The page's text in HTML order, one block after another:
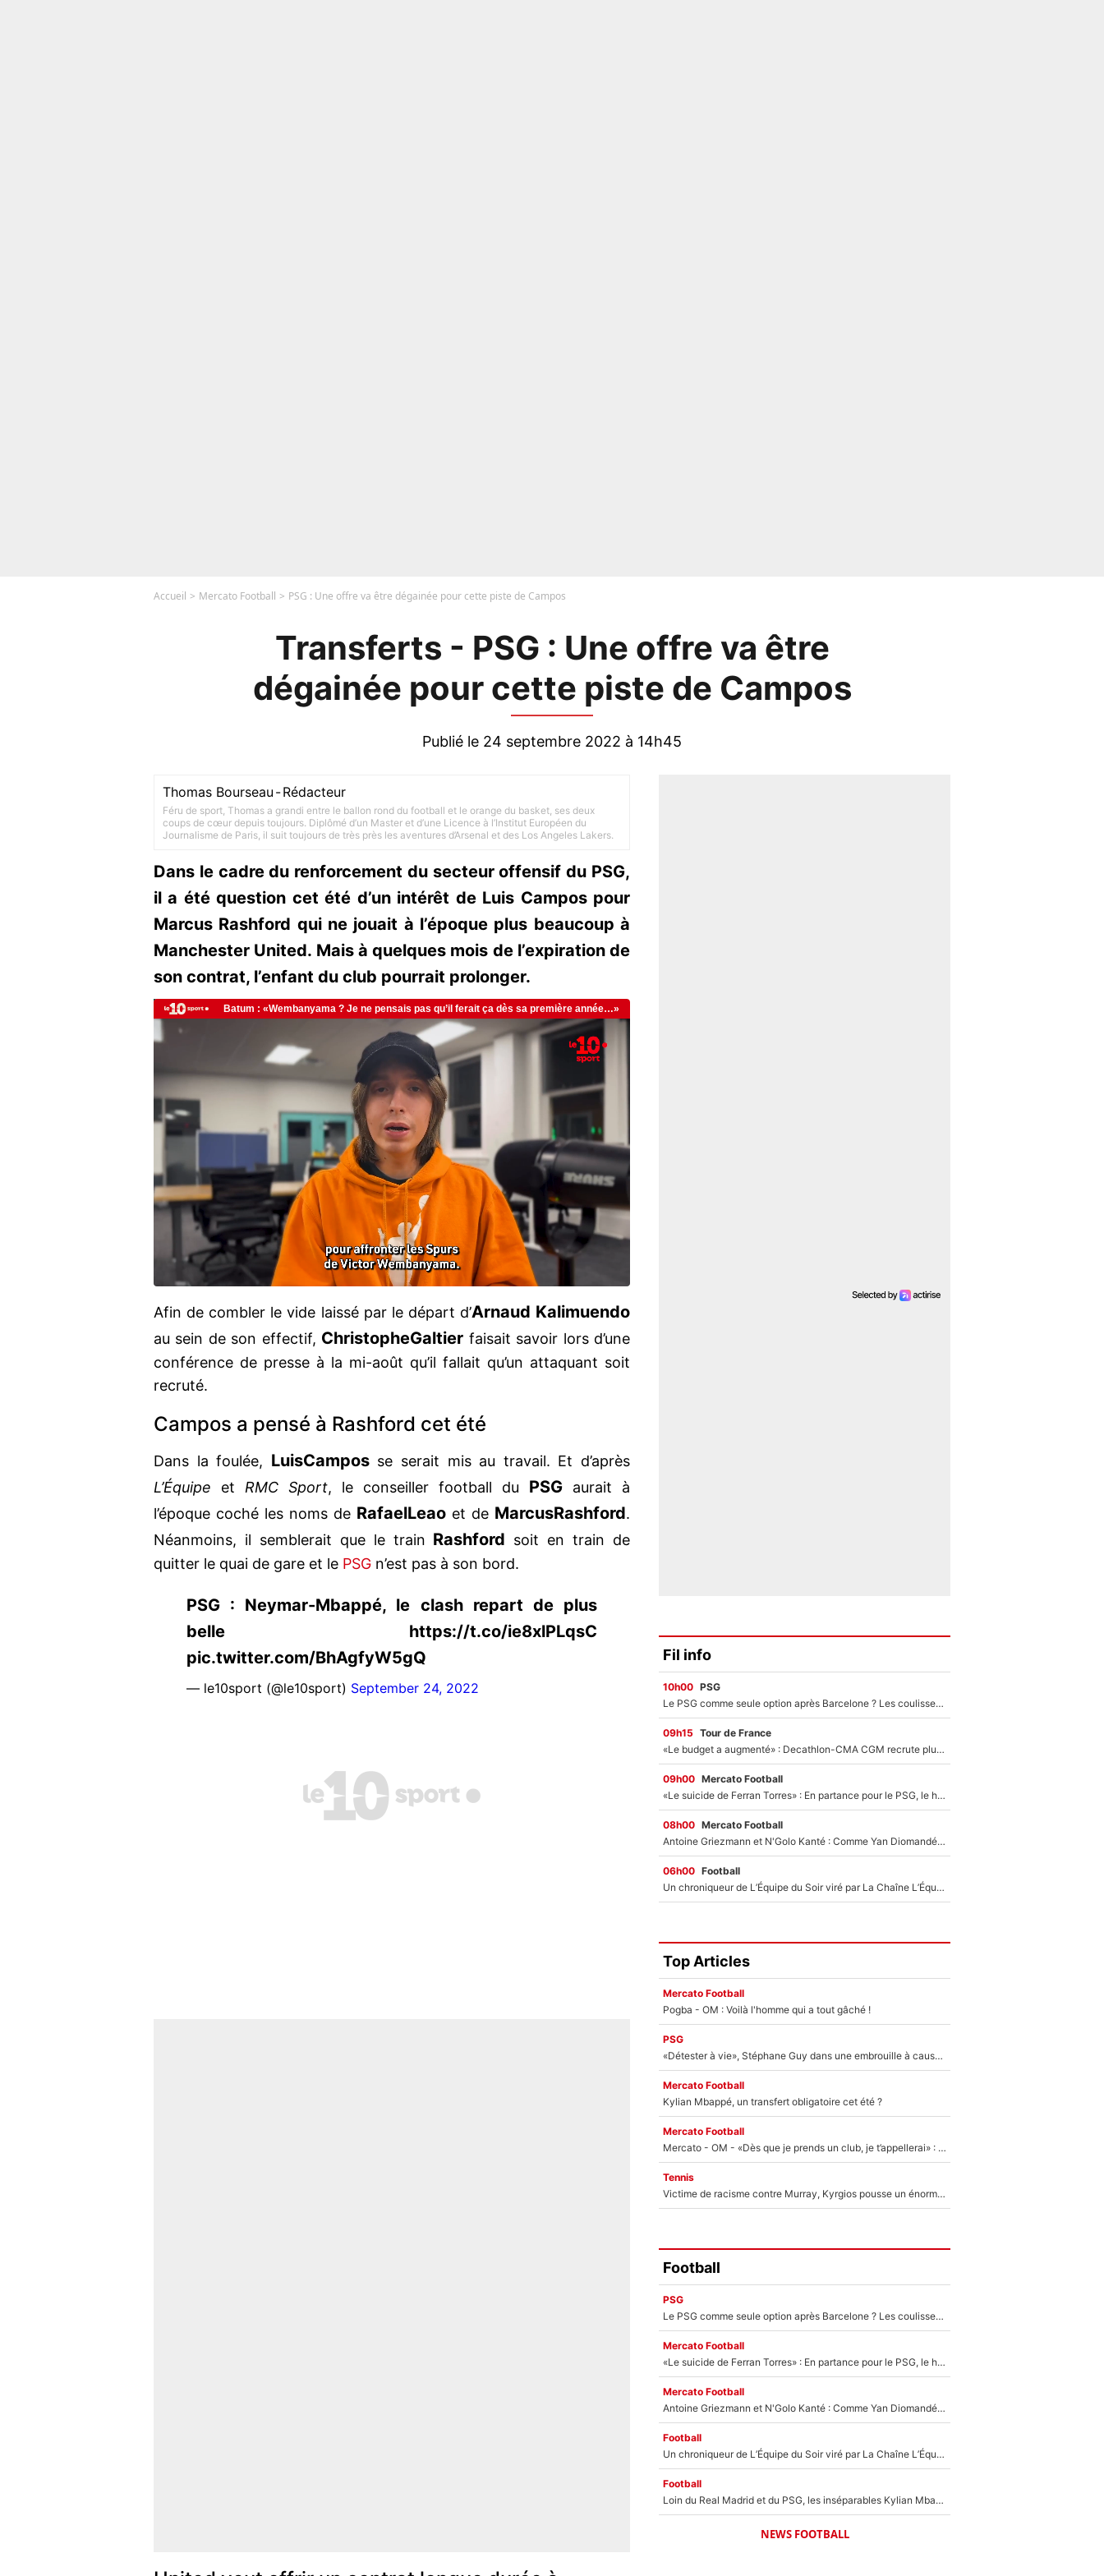
Accueil Mercato Football PSG : Une offre va être dégainée pour cette piste de Campos
Transferts - PSG : Une offre va être
dégainée pour cette piste de Campos
Publié le 24 septembre 2022 à 14h45
Thomas Bourseau -Rédacteur
Féru de sport, Thomas a grandi entre le ballon rond du football et le orange du basket, ses deux
coups de cœur depuis toujours. Diplômé d’un Master et d’une Licence à l’Institut Européen du
Journalisme de Paris, il suit toujours de très près les aventures d’Arsenal et des Los Angeles Lakers.
Dans le cadre du renforcement du secteur offensif du PSG,
il a été question cet été d’un intérêt de Luis Campos pour
Marcus Rashford qui ne jouait à l’époque plus beaucoup à
Manchester United. Mais à quelques mois de l’expiration de
son contrat, l’enfant du club pourrait prolonger.
Afin de combler le vide laissé par le départ d’Arnaud Kalimuendo
au sein de son effectif, ChristopheGaltier faisait savoir lors d’une
conférence de presse à la mi-août qu’il fallait qu’un attaquant soit
recruté.
Campos a pensé à Rashford cet été
Dans la foulée, LuisCamposse serait mis au travail. Et d’après
L’Équipe et RMC Sport, le conseiller football du PSG aurait à
l’époque coché les noms de RafaelLeao et de MarcusRashford.
Néanmoins, il semblerait que le train Rashford soit en train de
quitter le quai de gare et le PSG n’est pas à son bord.
PSG : Neymar-Mbappé, le clash repart de plus
belle https://t.co/ie8xlPLqsC
pic.twitter.com/BhAgfyW5gQ
— le10sport (@le10sport) September 24, 2022
Fil info
10h00 PSG
Le PSG comme seule option après Barcelone ? Les coulisses de la signature historique de Lionel Messi sont révélées au grand jour !
09h15 Tour de France
«Le budget a augmenté» : Decathlon-CMA CGM recrute plusieurs coureurs pour offrir à Paul Seixas une équipe pour gagner le Tour de France 2027
09h00 Mercato Football
«Le suicide de Ferran Torres» : En partance pour le PSG, le héros de la finale de la Coupe du monde s'attire les foudres de la presse espagnole !
08h00 Mercato Football
Antoine Griezmann et N'Golo Kanté : Comme Yan Diomandé, les deux champions du monde ont refusé de signer au PSG !
06h00 Football
Un chroniqueur de L’Équipe du Soir viré par La Chaîne L’Équipe : Même Olivier Ménard n’avait pas pu empêcher son départ, «je l’ai appris sur Twitter, je l’ai vécu assez mal»
Top Articles
Mercato Football
Pogba - OM : Voilà l'homme qui a tout gâché !
PSG
«Détester à vie», Stéphane Guy dans une embrouille à cause du PSG !
Mercato Football
Kylian Mbappé, un transfert obligatoire cet été ?
Mercato Football
Mercato - OM - «Dès que je prends un club, je t’appellerai» : La promesse de Marcelino au moment de claquer la porte
Tennis
Victime de racisme contre Murray, Kyrgios pousse un énorme coup de gueule !
Football
PSG
Le PSG comme seule option après Barcelone ? Les coulisses de la signature historique de Lionel Messi sont révélées au grand jour !
Mercato Football
«Le suicide de Ferran Torres» : En partance pour le PSG, le héros de la finale de la Coupe du monde s'attire les foudres de la presse espagnole !
Mercato Football
Antoine Griezmann et N'Golo Kanté : Comme Yan Diomandé, les deux champions du monde ont refusé de signer au PSG !
Football
Un chroniqueur de L’Équipe du Soir viré par La Chaîne L’Équipe : Même Olivier Ménard n’avait pas pu empêcher son départ, «je l’ai appris sur Twitter, je l’ai vécu assez mal»
Football
Loin du Real Madrid et du PSG, les inséparables Kylian Mbappé et Achraf Hakimi changent d'équipe le temps d'une journée !
NEWS FOOTBALL